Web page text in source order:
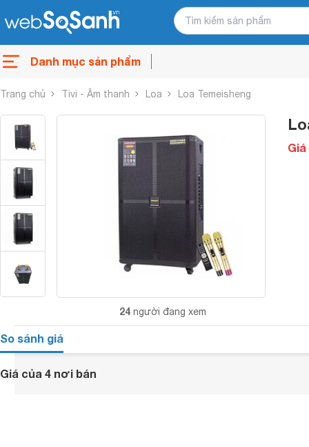
Danh mục sản phẩm
Trang chủ Tivi - Âm thanh Loa Loa Temeisheng
24 người đang xem
Giá
So sánh giá
Giá của 4 nơi bán